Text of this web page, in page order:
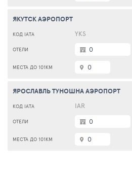
ЯКУТСК АЭРОПОРТ
YKS
0
0
ЯРОСЛАВЛЬ ТУНОШНА АЭРОПОРТ
IAR
0
0